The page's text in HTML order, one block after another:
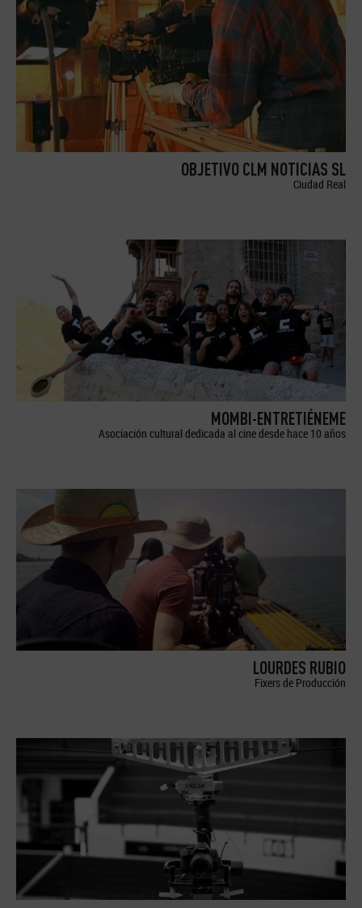
OBJETIVO CLM NOTICIAS SL
Ciudad Real
MOMBI-ENTRETIÉNEME
Asociación cultural dedicada al cine desde hace 10 años
LOURDES RUBIO
Fixers de Producción